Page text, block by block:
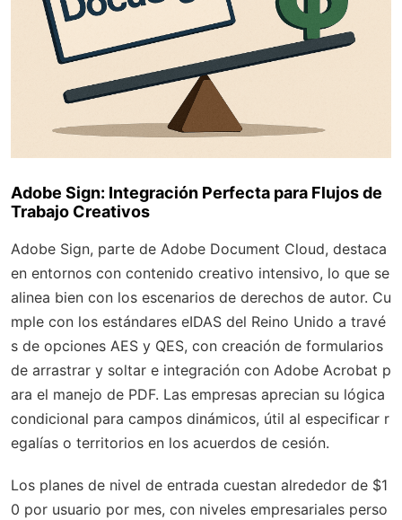
Adobe Sign: Integración Perfecta para Flujos de
Trabajo Creativos
Adobe Sign, parte de Adobe Document Cloud, destaca
en entornos con contenido creativo intensivo, lo que se
alinea bien con los escenarios de derechos de autor. Cu
mple con los estándares eIDAS del Reino Unido a travé
s de opciones AES y QES, con creación de formularios
de arrastrar y soltar e integración con Adobe Acrobat p
ara el manejo de PDF. Las empresas aprecian su lógica
condicional para campos dinámicos, útil al especificar r
egalías o territorios en los acuerdos de cesión.
Los planes de nivel de entrada cuestan alrededor de $1
0 por usuario por mes, con niveles empresariales perso